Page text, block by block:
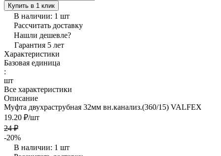
Купить в 1 клик
В наличии: 1 шт
Рассчитать доставку
Нашли дешевле?
Гарантия 5 лет
Характеристики
Базовая единица
:
шт
Все характеристики
Описание
Муфта двухраструбная 32мм вн.канализ.(360/15) VALFEX
19.20 ₽/шт
24 ₽
-20%
В наличии: 1 шт